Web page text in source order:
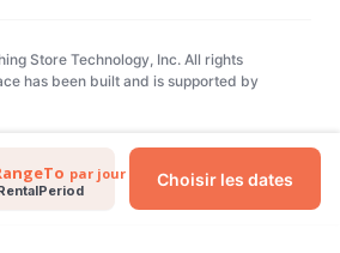
par jour Choisir les dates
Store Technology, Inc. All rights
has been built and is supported by